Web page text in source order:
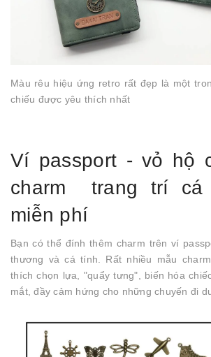
Màu rêu hiệu ứng retro rất đẹp là một
chiếu được yêu thích nhất
Ví passport - vỏ hộ
charm trang trí cá
miễn phí
Bạn có thể đính thêm charm trên ví
thương và cá tính. Rất nhiều mẫu
thích chọn lựa, "quẩy tưng", biến hóa
mắt, đầy cảm hứng cho những chuyến đi